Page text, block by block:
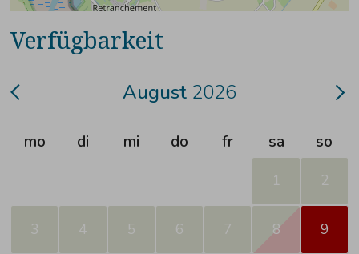
Verfügbarkeit
August 2026
mo di mi do fr sa so
1 2
3 4 5 6 7 8 9